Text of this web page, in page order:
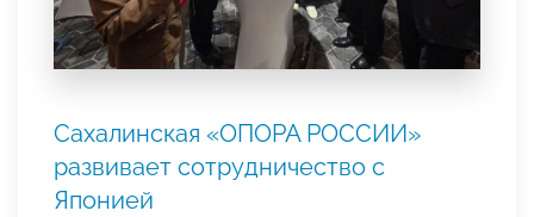
Сахалинская «ОПОРА РОССИИ»
развивает сотрудничество с
Японией